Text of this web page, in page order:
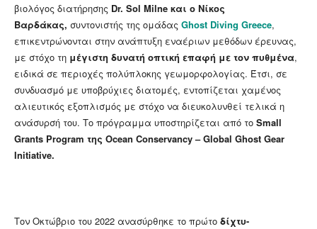
βιολόγος διατήρησης Dr. Sol Milne και o Νίκος
Βαρδάκας, συντονιστής της ομάδας Ghost Diving Greece,
επικεντρώνονται στην ανάπτυξη εναέριων μεθόδων έρευνας,
με στόχο τη μέγιστη δυνατή οπτική επαφή με τον πυθμένα,
ειδικά σε περιοχές πολύπλοκης γεωμορφολογίας. Έτσι, σε
συνδυασμό με υποβρύχιες διατομές, εντοπίζεται χαμένος
αλιευτικός εξοπλισμός με στόχο να διευκολυνθεί τελικά η
ανάσυρσή του. Το πρόγραμμα υποστηρίζεται από το Small
Grants Program της Ocean Conservancy – Global Ghost Gear
Initiative.
Τον Οκτώβριο του 2022 ανασύρθηκε το πρώτο δίχτυ-